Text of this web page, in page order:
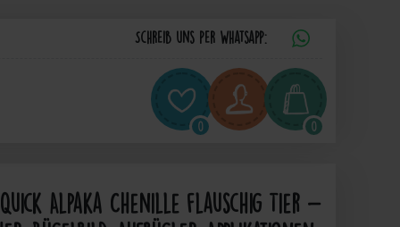
Schreib uns per Whatsapp:
0 0
Alpaka Chenille flauschig Tier -